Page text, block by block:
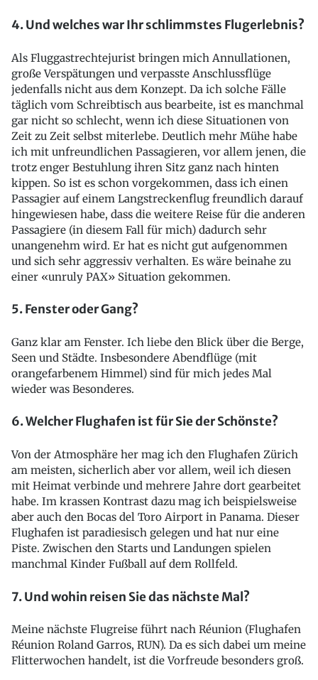
4. Und welches war Ihr schlimmstes Flugerlebnis?
Als Fluggastrechtejurist bringen mich Annullationen,
große Verspätungen und verpasste Anschlussflüge
jedenfalls nicht aus dem Konzept. Da ich solche Fälle
täglich vom Schreibtisch aus bearbeite, ist es manchmal
gar nicht so schlecht, wenn ich diese Situationen von
Zeit zu Zeit selbst miterlebe. Deutlich mehr Mühe habe
ich mit unfreundlichen Passagieren, vor allem jenen, die
trotz enger Bestuhlung ihren Sitz ganz nach hinten
kippen. So ist es schon vorgekommen, dass ich einen
Passagier auf einem Langstreckenflug freundlich darauf
hingewiesen habe, dass die weitere Reise für die anderen
Passagiere (in diesem Fall für mich) dadurch sehr
unangenehm wird. Er hat es nicht gut aufgenommen
und sich sehr aggressiv verhalten. Es wäre beinahe zu
einer «unruly PAX» Situation gekommen.
5. Fenster oder Gang?
Ganz klar am Fenster. Ich liebe den Blick über die Berge,
Seen und Städte. Insbesondere Abendflüge (mit
orangefarbenem Himmel) sind für mich jedes Mal
wieder was Besonderes.
6. Welcher Flughafen ist für Sie der Schönste?
Von der Atmosphäre her mag ich den Flughafen Zürich
am meisten, sicherlich aber vor allem, weil ich diesen
mit Heimat verbinde und mehrere Jahre dort gearbeitet
habe. Im krassen Kontrast dazu mag ich beispielsweise
aber auch den Bocas del Toro Airport in Panama. Dieser
Flughafen ist paradiesisch gelegen und hat nur eine
Piste. Zwischen den Starts und Landungen spielen
manchmal Kinder Fußball auf dem Rollfeld.
7. Und wohin reisen Sie das nächste Mal?
Meine nächste Flugreise führt nach Réunion (Flughafen
Réunion Roland Garros, RUN). Da es sich dabei um meine
Flitterwochen handelt, ist die Vorfreude besonders groß.